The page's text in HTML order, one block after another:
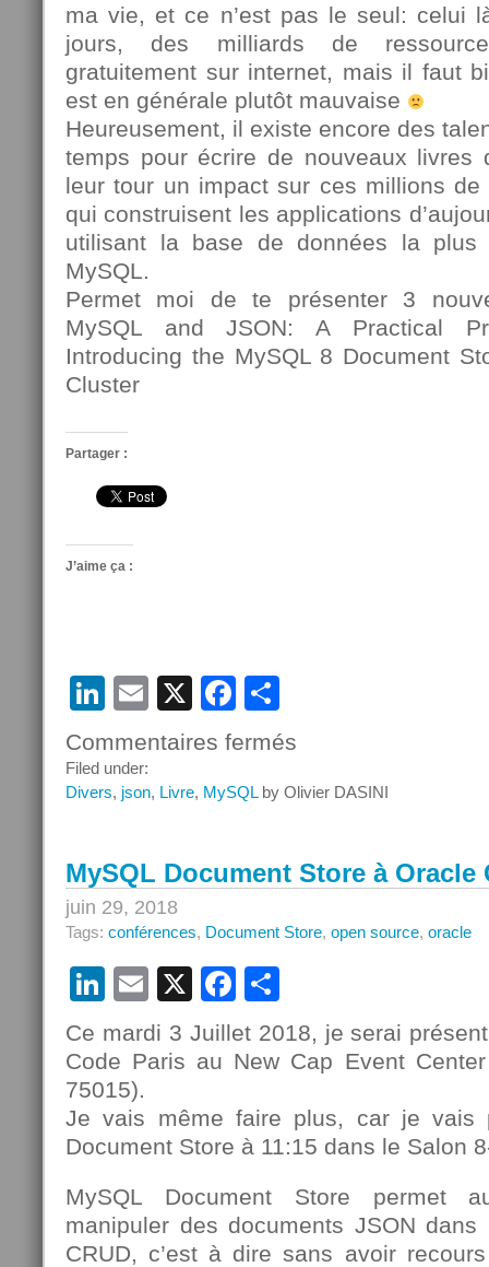
ma vie, et ce n’est pas le seul: celui
jours, des milliards de
gratuitement sur internet, mais il faut
est en générale plutôt mauvaise
Heureusement, il existe encore des
temps pour écrire de nouveaux livres
leur tour un impact sur ces millions de
qui construisent les applications
utilisant la base de données la plus
MySQL.
Permet moi de te présenter 3
MySQL and JSON: A Practical
Introducing the MySQL 8 Document
Cluster
Partager :
J’aime ça :
LinkedIn
Email
X Facebook
Commentaires fermés
livres
Filed under:
Divers, json, Livre, MySQLby Olivier DASINI
MySQL Document Store à Oracle
juin 29, 2018
Tags: conférences, Document Store, open source, oracle
LinkedIn
Email
X Facebook
Ce mardi 3 Juillet 2018, je serai
Code Paris au New Cap Event
75015).
Je vais même faire plus, car je vais
Document Store à 11:15 dans le Salon
MySQL Document Store permet
manipuler des documents JSON
CRUD, c’est à dire sans avoir